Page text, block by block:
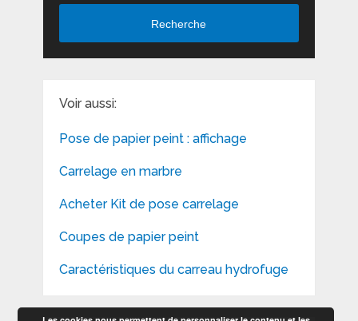
Recherche
Voir aussi:
Pose de papier peint : affichage
Carrelage en marbre
Acheter Kit de pose carrelage
Coupes de papier peint
Caractéristiques du carreau hydrofuge